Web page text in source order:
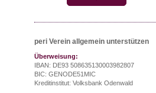
peri Verein allgemein unterstützen
Überweisung:
IBAN: DE93 508635130003982807
BIC: GENODE51MIC
Kreditinstitut: Volksbank Odenwald